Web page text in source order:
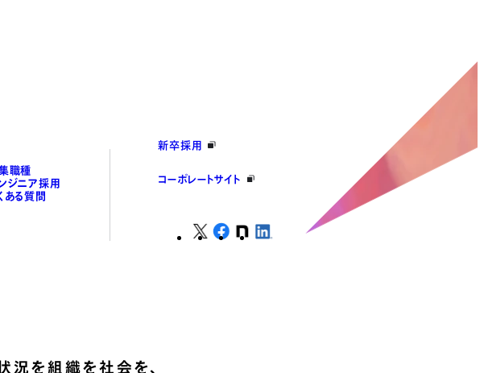
職種
ジニア採用
ある質問
新卒採用
コーポレートサイト
況を組織を社会を、